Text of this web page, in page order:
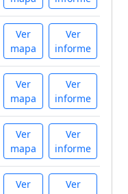
Ver
mapa
Ver
informe
Ver
mapa
Ver
informe
Ver
mapa
Ver
informe
Ver
Ver